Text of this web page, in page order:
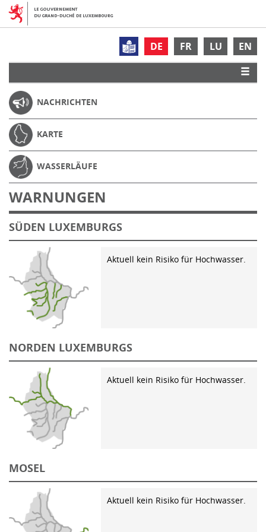
DE FR LU EN
NACHRICHTEN
KARTE
WASSERLÄUFE
WARNUNGEN
SÜDEN LUXEMBURGS
Aktuell kein Risiko für Hochwasser.
NORDEN LUXEMBURGS
Aktuell kein Risiko für Hochwasser.
MOSEL
Aktuell kein Risiko für Hochwasser.